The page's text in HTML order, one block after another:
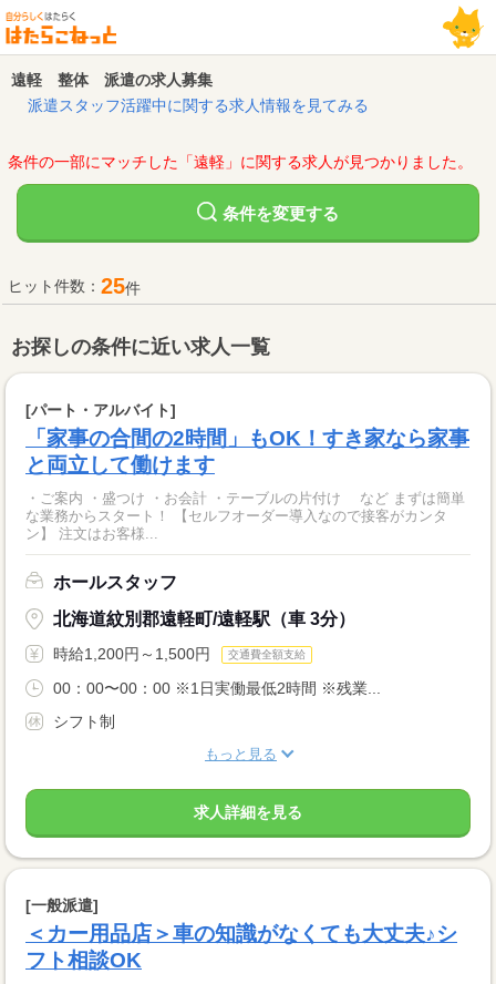
遠軽 整体 派遣の求人募集
派遣スタッフ活躍中に関する求人情報を見てみる
条件の一部にマッチした「遠軽」に関する求人が見つかりました。
条件を変更する
ヒット件数： 25件
お探しの条件に近い求人一覧
[パート・アルバイト]
「家事の合間の2時間」もOK！すき家なら家事
と両立して働けます
・ご案内 ・盛つけ ・お会計 ・テーブルの片付け など まずは簡単
な業務からスタート！ 【セルフオーダー導入なので接客がカンタ
ン】 注文はお客様...
ホールスタッフ
北海道紋別郡遠軽町/遠軽駅（車 3分）
時給1,200円～1,500円 交通費全額支給
00：00〜00：00 ※1日実働最低2時間 ※残業...
シフト制
もっと見る
求人詳細を見る
[一般派遣]
＜カー用品店＞車の知識がなくても大丈夫♪シ
フト相談OK